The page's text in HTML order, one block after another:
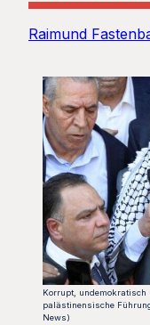
Raimund
Korrupt, undemokratisch
palästinensische
News)